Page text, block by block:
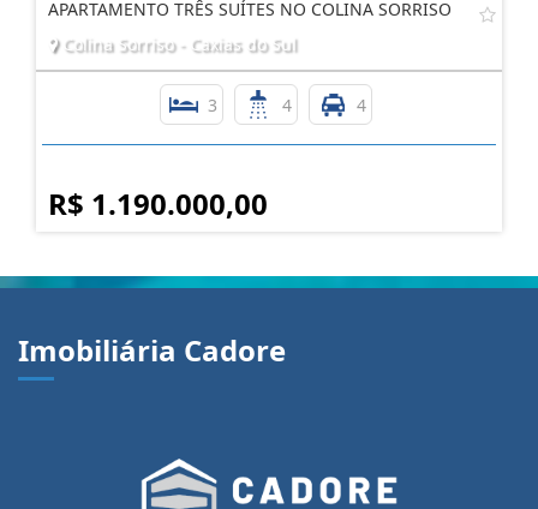
APARTAMENTO TRÊS SUÍTES NO COLINA SORRISO
Colina Sorriso - Caxias do Sul
3 4 4
R$ 1.190.000,00
Imobiliária Cadore